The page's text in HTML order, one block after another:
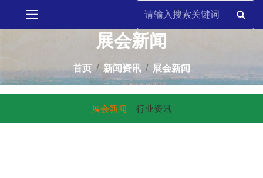
展会新闻
首页 新闻资讯 展会新闻
展会新闻 行业资讯